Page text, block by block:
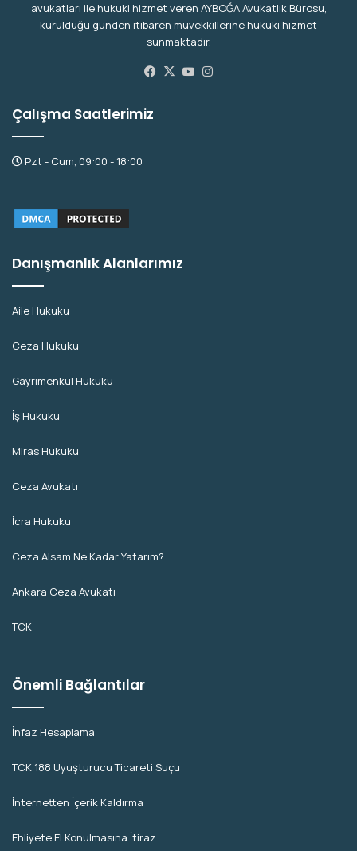
avukatları ile hukuki hizmet veren AYBOĞA Avukatlık Bürosu,
kurulduğu günden itibaren müvekkillerine hukuki hizmet
sunmaktadır.
Facebook
X YouTube
Çalışma Saatlerimiz
Pzt - Cum, 09:00 - 18:00
Danışmanlık Alanlarımız
Aile Hukuku
Ceza Hukuku
Gayrimenkul Hukuku
İş Hukuku
Miras Hukuku
Ceza Avukatı
İcra Hukuku
Ceza Alsam Ne Kadar Yatarım?
Ankara Ceza Avukatı
TCK
Önemli Bağlantılar
İnfaz Hesaplama
TCK 188 Uyuşturucu Ticareti Suçu
İnternetten İçerik Kaldırma
Ehliyete El Konulmasına İtiraz